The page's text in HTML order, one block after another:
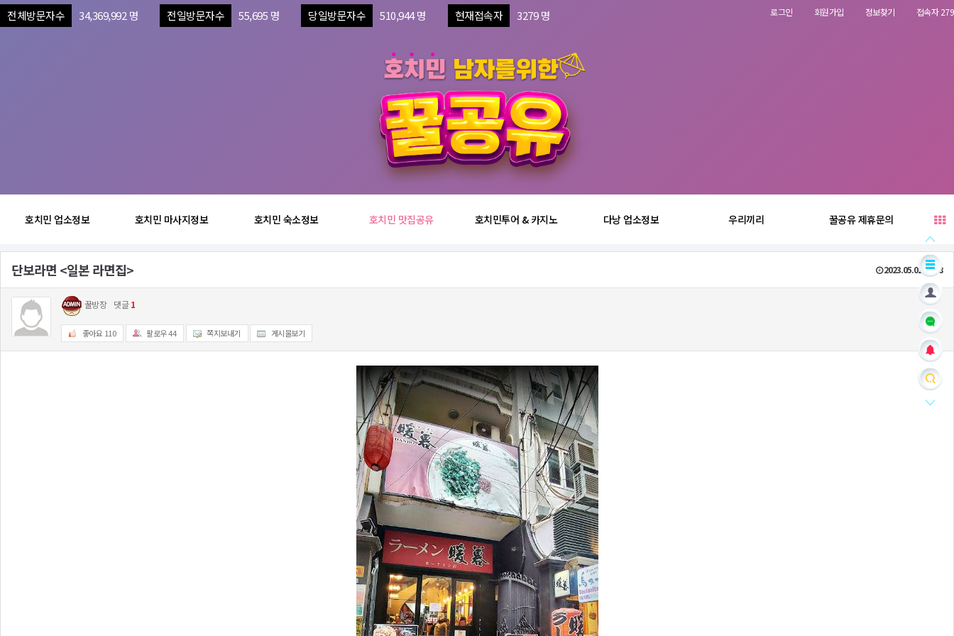
전체방문자수 34,369,992 명 전일방문자수 55,695 명 당일방문자수 510,944 명 현재접속자 3279 명 로그인 회원가입 정보찾기 접속자 279
호치민 업소정보 호치민 마사지정보 호치민 숙소정보 호치민 맛집공유 호치민투어 & 카지노 다낭 업소정보 우리끼리 꿀공유 제휴문의
단보라면 <일본 라면집> 2023.05.02 00:48
꿀방장 댓글1
좋아요 110 팔로우44 쪽지보내기 게시물보기